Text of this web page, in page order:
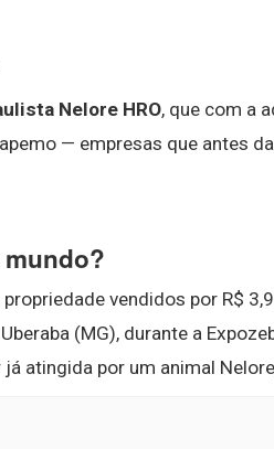
Nelore HRO, que com a
— empresas que antes
vendidos por R$
(MG), durante a
atingida por um animal